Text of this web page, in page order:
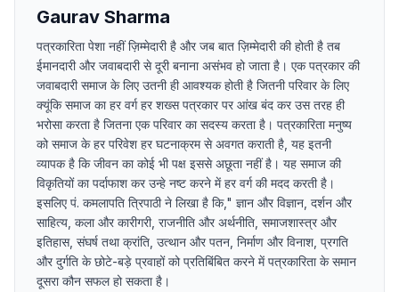
Gaurav Sharma
पत्रकारिता पेशा नहीं ज़िम्मेदारी है और जब बात ज़िम्मेदारी की होती है तब
ईमानदारी और जवाबदारी से दूरी बनाना असंभव हो जाता है। एक पत्रकार की
जवाबदारी समाज के लिए उतनी ही आवश्यक होती है जितनी परिवार के लिए
क्यूंकि समाज का हर वर्ग हर शख्स पत्रकार पर आंख बंद कर उस तरह ही
भरोसा करता है जितना एक परिवार का सदस्य करता है। पत्रकारिता मनुष्य
को समाज के हर परिवेश हर घटनाक्रम से अवगत कराती है, यह इतनी
व्यापक है कि जीवन का कोई भी पक्ष इससे अछूता नहीं है। यह समाज की
विकृतियों का पर्दाफाश कर उन्हे नष्ट करने में हर वर्ग की मदद करती है।
इसलिए पं. कमलापति त्रिपाठी ने लिखा है कि," ज्ञान और विज्ञान, दर्शन और
साहित्य, कला और कारीगरी, राजनीति और अर्थनीति, समाजशास्त्र और
इतिहास, संघर्ष तथा क्रांति, उत्थान और पतन, निर्माण और विनाश, प्रगति
और दुर्गति के छोटे-बड़े प्रवाहों को प्रतिबिंबित करने में पत्रकारिता के समान
दूसरा कौन सफल हो सकता है।